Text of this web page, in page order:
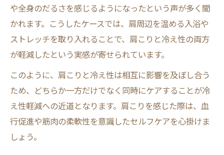
や全身のだるさを感じるようになったという声が多く聞
かれます。こうしたケースでは、肩周辺を温める入浴や
ストレッチを取り入れることで、肩こりと冷え性の両方
が軽減したという実感が寄せられています。
このように、肩こりと冷え性は相互に影響を及ぼし合う
ため、どちらか一方だけでなく同時にケアすることが冷
え性軽減への近道となります。肩こりを感じた際は、血
行促進や筋肉の柔軟性を意識したセルフケアを心掛けま
しょう。